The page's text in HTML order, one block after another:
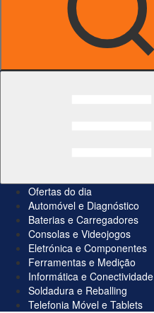
Ofertas do dia
Automóvel e Diagnóstico
Baterias e Carregadores
Consolas e Videojogos
Eletrónica e Componentes
Ferramentas e Medição
Informática e Conectividade
Soldadura e Reballing
Telefonia Móvel e Tablets